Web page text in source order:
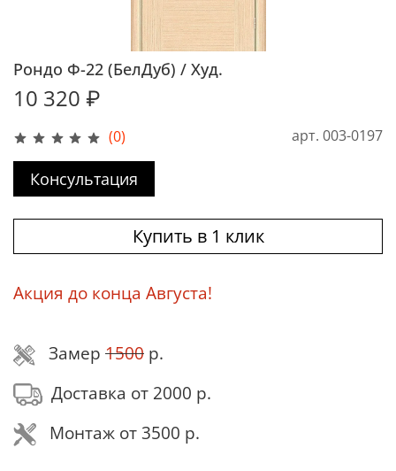
(0) арт. 003-0197
Рондо Ф-22 (БелДуб) / Худ.
10 320 ₽
Консультация
Купить в 1 клик
Акция до конца Августа!
Замер 1500 р.
Доставка от 2000 р.
Монтаж от 3500 р.